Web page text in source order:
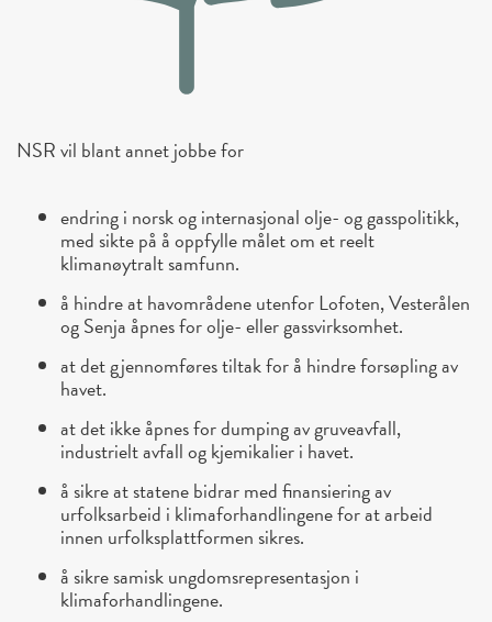
NSR vil blant annet jobbe for
endring i norsk og internasjonal olje- og gasspolitikk,
med sikte på å oppfylle målet om et reelt
klimanøytralt samfunn.
å hindre at havområdene utenfor Lofoten, Vesterålen
og Senja åpnes for olje- eller gassvirksomhet.
at det gjennomføres tiltak for å hindre forsøpling av
havet.
at det ikke åpnes for dumping av gruveavfall,
industrielt avfall og kjemikalier i havet.
å sikre at statene bidrar med finansiering av
urfolksarbeid i klimaforhandlingene for at arbeid
innen urfolksplattformen sikres.
å sikre samisk ungdomsrepresentasjon i
klimaforhandlingene.